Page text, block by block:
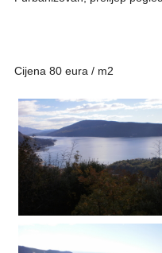
Cijena 80 eura / m2